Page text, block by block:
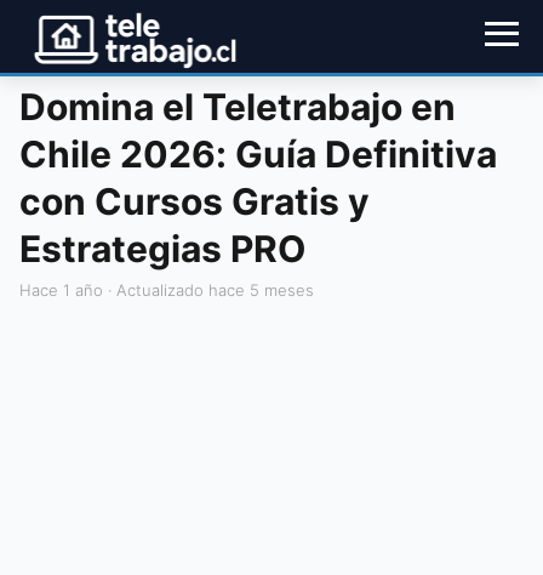
Domina el Teletrabajo en
Chile 2026: Guía Definitiva
con Cursos Gratis y
Estrategias PRO
hace 1 año · Actualizado hace 5 meses